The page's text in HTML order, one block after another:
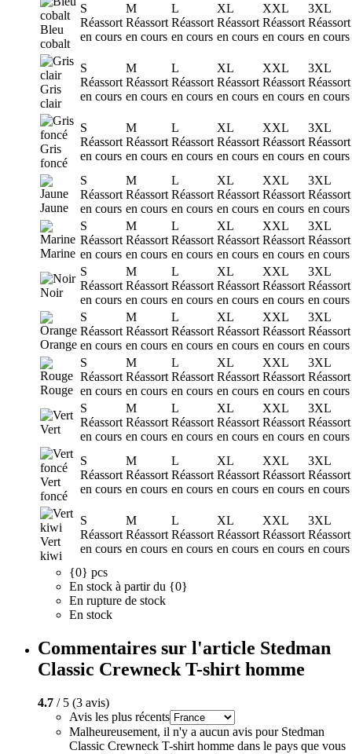
Bleu
cobalt
S
Réassort
en cours
M
Réassort
en cours
L
Réassort
en cours
XL
Réassort
en cours
XXL
Réassort
en cours
3XL
Réassort
en cours
Gris
clair
S
Réassort
en cours
M
Réassort
en cours
L
Réassort
en cours
XL
Réassort
en cours
XXL
Réassort
en cours
3XL
Réassort
en cours
Gris
foncé
S
Réassort
en cours
M
Réassort
en cours
L
Réassort
en cours
XL
Réassort
en cours
XXL
Réassort
en cours
3XL
Réassort
en cours
Jaune
S
Réassort
en cours
M
Réassort
en cours
L
Réassort
en cours
XL
Réassort
en cours
XXL
Réassort
en cours
3XL
Réassort
en cours
Marine
S
Réassort
en cours
M
Réassort
en cours
L
Réassort
en cours
XL
Réassort
en cours
XXL
Réassort
en cours
3XL
Réassort
en cours
Noir
S
Réassort
en cours
M
Réassort
en cours
L
Réassort
en cours
XL
Réassort
en cours
XXL
Réassort
en cours
3XL
Réassort
en cours
Orange
S
Réassort
en cours
M
Réassort
en cours
L
Réassort
en cours
XL
Réassort
en cours
XXL
Réassort
en cours
3XL
Réassort
en cours
Rouge
S
Réassort
en cours
M
Réassort
en cours
L
Réassort
en cours
XL
Réassort
en cours
XXL
Réassort
en cours
3XL
Réassort
en cours
Vert
S
Réassort
en cours
M
Réassort
en cours
L
Réassort
en cours
XL
Réassort
en cours
XXL
Réassort
en cours
3XL
Réassort
en cours
Vert
foncé
S
Réassort
en cours
M
Réassort
en cours
L
Réassort
en cours
XL
Réassort
en cours
XXL
Réassort
en cours
3XL
Réassort
en cours
Vert
kiwi
S
Réassort
en cours
M
Réassort
en cours
L
Réassort
en cours
XL
Réassort
en cours
XXL
Réassort
en cours
3XL
Réassort
en cours
{0} pcs
En stock à partir du {0}
En rupture de stock
En stock
Commentaires sur l'article Stedman
Classic Crewneck T-shirt homme
4.7 / 5 (3 avis)
Avis les plus récents
Malheureusement, il n'y a aucun avis pour Stedman
Classic Crewneck T-shirt homme dans le pays que vous